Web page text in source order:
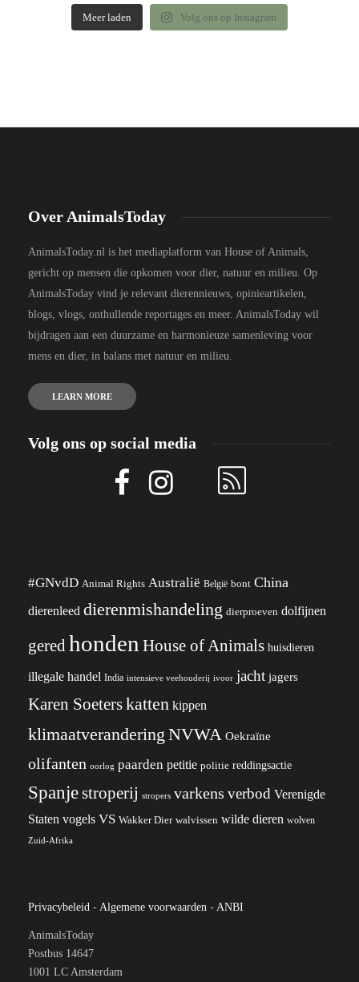
Meer laden Volg ons op Instagram
Over AnimalsToday
AnimalsToday.nl is het mediaplatform van House of Animals,
gericht op mensen die opkomen voor dier, natuur en milieu. Op
AnimalsToday vind je relevant dierennieuws, opinieartikelen,
blogs, vlogs, onthullende reportages en meer. AnimalsToday wil
bijdragen aan een duurzame en harmonieuze samenleving voor
mens en dier, in balans met natuur en milieu.
LEARN MORE
Volg ons op social media
#GNvdD Animal Rights Australië België bont China
dierenleed dierenmishandeling dierproeven dolfijnen
geredhonden House of Animals huisdieren
illegale handel India intensieve veehouderij ivoor jacht jagers
Karen Soeterskatten kippen
klimaatverandering NVWA Oekraïne
olifanten oorlog paarden petitie politie reddingsactie
Spanjestroperij stropers varkens verbod Verenigde
Staten vogels VS Wakker Dier walvissen wilde dieren wolven
Zuid-Afrika
Privacybeleid - Algemene voorwaarden - ANBI
AnimalsToday
Postbus 14647
1001 LC Amsterdam